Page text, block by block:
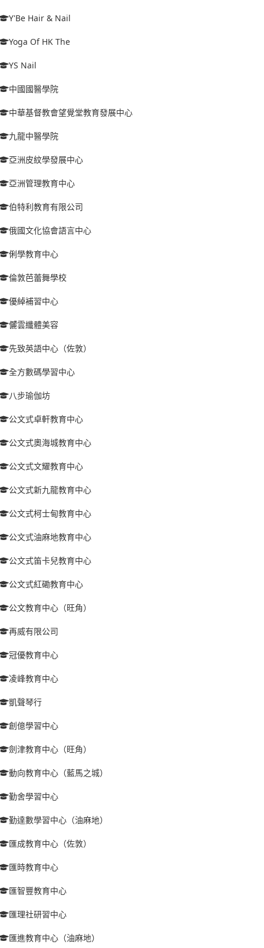
Y'Be Hair & Nail
Yoga Of HK The
YS Nail
中國國醫學院
中華基督教會望覺堂教育發展中心
九龍中醫學院
亞洲皮紋學發展中心
亞洲管理教育中心
伯特利教育有限公司
俄國文化協會語言中心
俐學教育中心
倫敦芭蕾舞學校
優綽補習中心
儷雲纖體美容
先致英語中心（佐敦）
全方數碼學習中心
八步瑜伽坊
公文式卓軒教育中心
公文式奧海城教育中心
公文式文耀教育中心
公文式新九龍教育中心
公文式柯士甸教育中心
公文式油麻地教育中心
公文式笛卡兒教育中心
公文式紅磡教育中心
公文教育中心（旺角）
再威有限公司
冠優教育中心
凌峰教育中心
凱聲琴行
創億學習中心
劍津教育中心（旺角）
動向教育中心（藍馬之城）
勤舍學習中心
勤達數學習中心（油麻地）
匯成教育中心（佐敦）
匯時教育中心
匯智豐教育中心
匯理社研習中心
匯進教育中心（油麻地）